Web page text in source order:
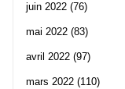
juin 2022 (76)
mai 2022 (83)
avril 2022 (97)
mars 2022 (110)